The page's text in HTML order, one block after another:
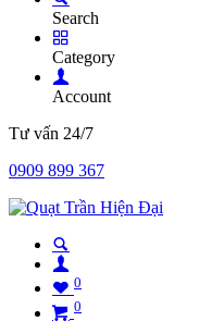
Search
Category
Account
Tư vấn 24/7
0909 899 367
0
0